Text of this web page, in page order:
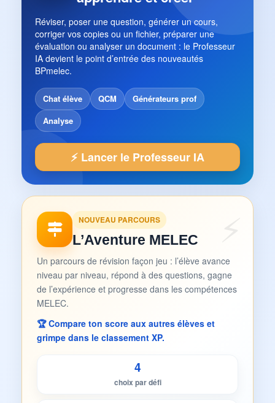
Réviser, poser une question, générer un cours,
corriger vos copies ou un fichier, préparer une
évaluation ou analyser un document : le Professeur
IA devient le point d’entrée des nouveautés
BPmelec.
Chat élève QCM
Générateurs prof
Analyse
⚡ Lancer le Professeur IA
NOUVEAU PARCOURS
L’Aventure MELEC
Un parcours de révision façon jeu : l’élève avance
niveau par niveau, répond à des questions, gagne
de l’expérience et progresse dans les compétences
MELEC.
🏆 Compare ton score aux autres élèves et
grimpe dans le classement XP.
4
choix par défi